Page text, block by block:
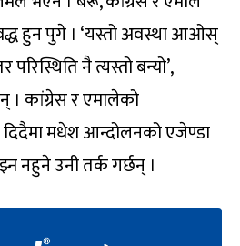
हुन पुगे । ‘यस्तो अवस्था आओस्
परिस्थिति नै त्यस्तो बन्यो’,
कांग्रेस र एमालेको
दिदैमा मधेश आन्दोलनको एजेण्डा
नहुने उनी तर्क गर्छन् ।